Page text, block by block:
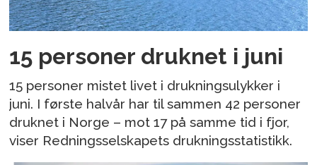
15 personer druknet i juni
15 personer mistet livet i drukningsulykker i
juni. I første halvår har til sammen 42 personer
druknet i Norge – mot 17 på samme tid i fjor,
viser Redningsselskapets drukningsstatistikk.